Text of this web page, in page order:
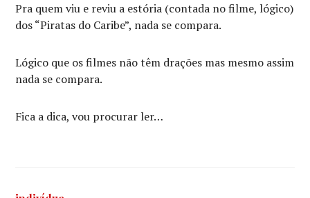
Pra quem viu e reviu a estória (contada no filme, lógico)
dos “Piratas do Caribe”, nada se compara.
Lógico que os filmes não têm drações mas mesmo assim
nada se compara.
Fica a dica, vou procurar ler…